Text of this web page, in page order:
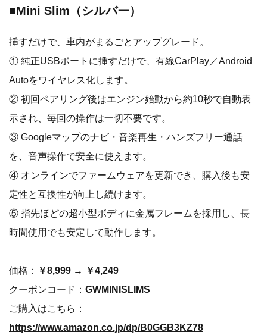
■Mini Slim（シルバー）
挿すだけで、車内がまるごとアップグレード。
① 純正USBポートに挿すだけで、有線CarPlay／Android
Autoをワイヤレス化します。
② 初回ペアリング後はエンジン始動から約10秒で自動表
示され、毎回の操作は一切不要です。
③ Googleマップのナビ・音楽再生・ハンズフリー通話
を、音声操作で安全に使えます。
④ オンラインでファームウェアを更新でき、購入後も安
定性と互換性が向上し続けます。
⑤ 指先ほどの超小型ボディに金属フレームを採用し、長
時間使用でも安定して動作します。
価格： ￥8,999 → ￥4,249
クーポンコード： GWMINISLIMS
ご購入はこちら：
https://www.amazon.co.jp/dp/B0GGB3KZ78